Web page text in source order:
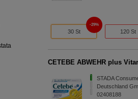
30 St
29%
120 St
CETEBE ABWEHR plus
STADA
Deutschland
02408188